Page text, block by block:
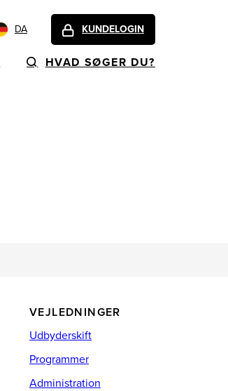
DA KUNDELOGIN
HVAD SØGER DU?
VEJLEDNINGER
Udbyderskift
Programmer
Administration